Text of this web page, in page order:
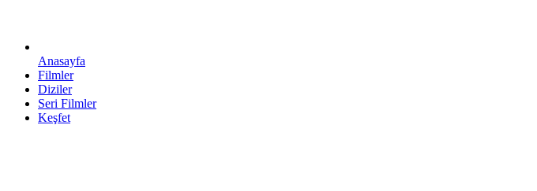
Anasayfa
Filmler
Diziler
Seri Filmler
Keşfet